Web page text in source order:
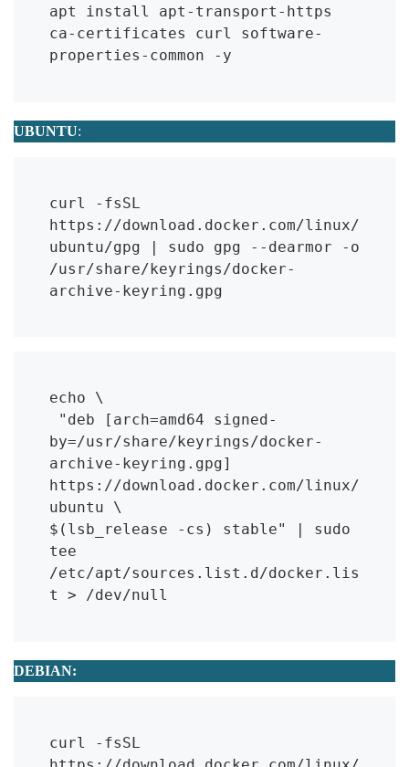
apt install apt-transport-https
ca-certificates curl software-
properties-common -y
UBUNTU:
curl -fsSL
https://download.docker.com/linux/
ubuntu/gpg | sudo gpg --dearmor -o
/usr/share/keyrings/docker-
archive-keyring.gpg
echo \
by=/usr/share/keyrings/docker-
archive-keyring.gpg]
https://download.docker.com/linux/
ubuntu \
$(lsb_release -cs) stable" | sudo
tee
/etc/apt/sources.list.d/docker.lis
t > /dev/null
DEBIAN:
curl -fsSL